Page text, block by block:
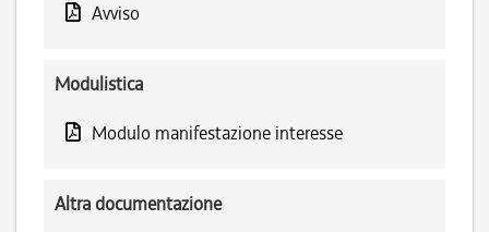
Avviso
Modulistica
Modulo manifestazione interesse
Altra documentazione